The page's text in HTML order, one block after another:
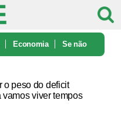
Economia Se não